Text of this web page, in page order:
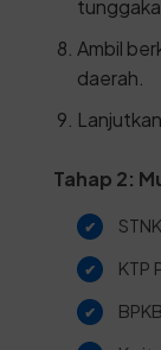
Ambil
daerah.
Tahap 2:
KTP